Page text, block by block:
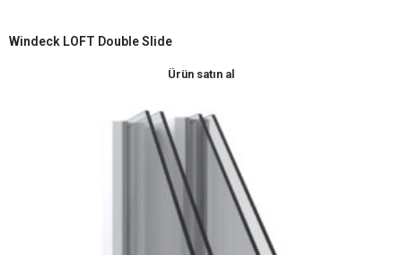
Windeck LOFT Double Slide
Ürün satın al